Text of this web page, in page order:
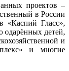
проектов –
в России
«Каспий Гласс»,
одарённых детей,
и
и многие